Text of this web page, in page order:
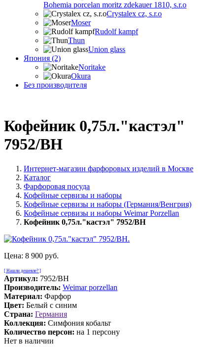
Bohemia porcelan moritz zdekauer 1810, s.r.o
Crystalex cz, s.r.o
Moser
Rudolf kampf
Thun
Union glass
Япония (2)
Noritake
Okura
Без производителя
Кофейник 0,75л."кастэл"
7952/BH
Интернет-магазин фарфоровых изделий в Москве
Каталог
Фарфоровая посуда
Кофейные сервизы и наборы
Кофейные сервизы и наборы (Германия/Венгрия)
Кофейные сервизы и наборы Weimar Porzellan
Кофейник 0,75л."кастэл" 7952/BH
Цена: 8 900 руб.
[ Нашли дешевле? ]
Артикул: 7952/BH
Производитель: Weimar porzellan
Материал: Фарфор
Цвет: Белый с синим
Страна: Германия
Коллекция: Симфония кобальт
Количество персон: на 1 персону
Нет в наличии